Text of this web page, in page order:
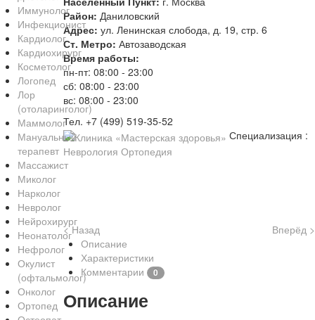
Район: Даниловский
Адрес: ул. Ленинская слобода, д. 19, стр. 6
Ст. Метро: Автозаводская
Время работы:
пн-пт: 08:00 - 23:00
сб: 08:00 - 23:00
вс: 08:00 - 23:00
Тел. +7 (499) 519-35-52
Специализация :
Неврология Ортопедия
< Назад
Вперёд >
Описание
Характеристики
Комментарии
0
Описание
Иммунолог
Инфекционист
Кардиолог
Кардиохирург
Косметолог
Логопед
Лор
(отоларинголог)
Маммолог
Мануальный
терапевт
Массажист
Миколог
Нарколог
Невролог
Нейрохирург
Неонатолог
Нефролог
Окулист
(офтальмолог)
Онколог
Ортопед